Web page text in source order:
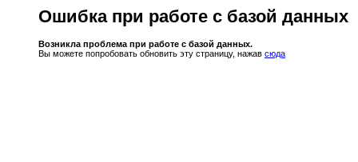
Ошибка при работе с базой данных
Возникла проблема при работе с базой данных.
Вы можете попробовать обновить эту страницу, нажав сюда